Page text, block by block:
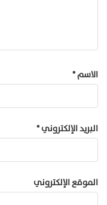
الاسم*
البريد الإلكتروني*
الموقع الإلكتروني